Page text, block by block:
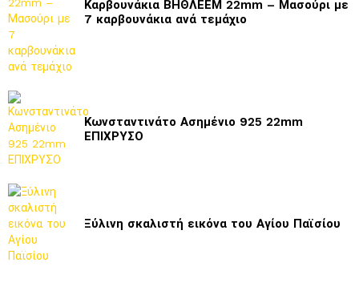
Καρβουνάκια ΒΗΘΛΕΕΜ 22mm – Μασούρι με
7 καρβουνάκια ανά τεμάχιο
Κωνσταντινάτο Ασημένιο 925 22mm
ΕΠΙΧΡΥΣΟ
Ξύλινη σκαλιστή εικόνα του Αγίου Παϊσίου